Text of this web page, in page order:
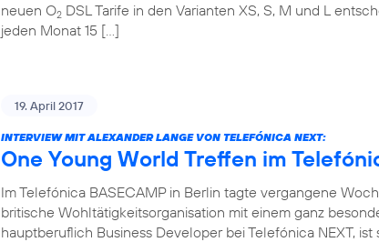
neuen O2 DSL Tarife in den Varianten XS, S, M und L
jeden Monat 15 […]
19. April 2017
INTERVIEW MIT ALEXANDER LANGE VON TELEFÓNICA NEXT:
One Young World Treffen im
Im Telefónica BASECAMP in Berlin tagte vergangene
britische Wohltätigkeitsorganisation mit einem ganz
hauptberuflich Business Developer bei Telefónica NEXT,